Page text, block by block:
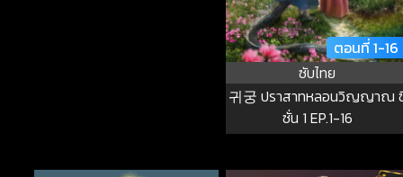
ตอนที่ 1-16
ซับไทย
귀궁 ปราสาทหลอนวิญญาณ
ซั่น 1 EP.1-16